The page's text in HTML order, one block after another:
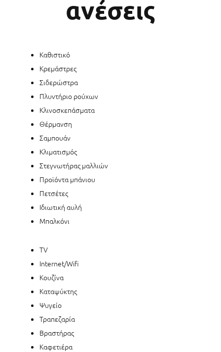
ανέσεις
Καθιστικό
Κρεμάστρες
Σιδερώστρα
Πλυντήριο ρούχων
Κλινοσκεπάσματα
Θέρμανση
Σαμπουάν
Κλιματισμός
Στεγνωτήρας μαλλιών
Προϊόντα μπάνιου
Πετσέτες
Ιδιωτική αυλή
Μπαλκόνι
TV
Internet/Wifi
Κουζίνα
Καταψύκτης
Ψυγείο
Τραπεζαρία
Βραστήρας
Καφετιέρα